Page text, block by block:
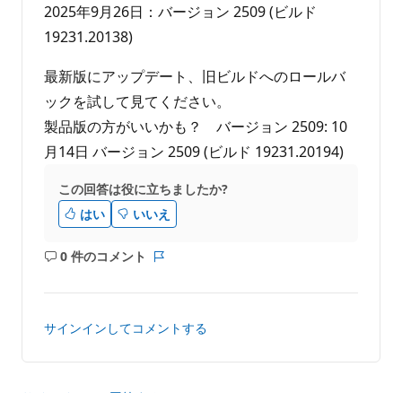
2025年9月26日：バージョン 2509 (ビルド
19231.20138)
最新版にアップデート、旧ビルドへのロールバ
ックを試して見てください。
製品版の方がいいかも？ バージョン 2509: 10
月14日 バージョン 2509 (ビルド 19231.20194)
この回答は役に立ちましたか?
はい
いいえ
0 件のコメント
コ
ト
あ
ト
サインインしてコメントする